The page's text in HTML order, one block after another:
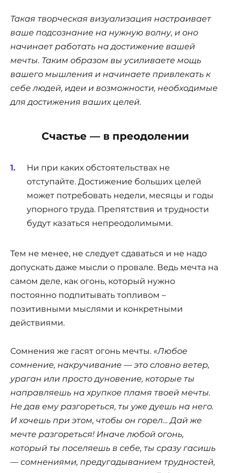
Такая творческая визуализация настраивает
ваше подсознание на нужную волну, и оно
начинает работать на достижение вашей
мечты. Таким образом вы усиливаете мощь
вашего мышления и начинаете привлекать к
себе людей, идеи и возможности, необходимые
для достижения ваших целей.
Счастье — в преодолении
Ни при каких обстоятельствах не
отступайте. Достижение больших целей
может потребовать недели, месяцы и годы
упорного труда. Препятствия и трудности
будут казаться непреодолимыми.
Тем не менее, не следует сдаваться и не надо
допускать даже мысли о провале. Ведь мечта на
самом деле, как огонь, который нужно
постоянно подпитывать топливом –
позитивными мыслями и конкретными
действиями.
Сомнения же гасят огонь мечты. «Любое
сомнение, накручивание — это словно ветер,
ураган или просто дуновение, которые ты
направляешь на хрупкое пламя твоей мечты.
Не дав ему разгореться, ты уже дуешь на него.
И хочешь при этом, чтобы он горел… Дай же
мечте разгореться! Иначе любой огонь,
который ты поселяешь в себе, ты сразу гасишь
— сомнениями, предугадыванием трудностей,